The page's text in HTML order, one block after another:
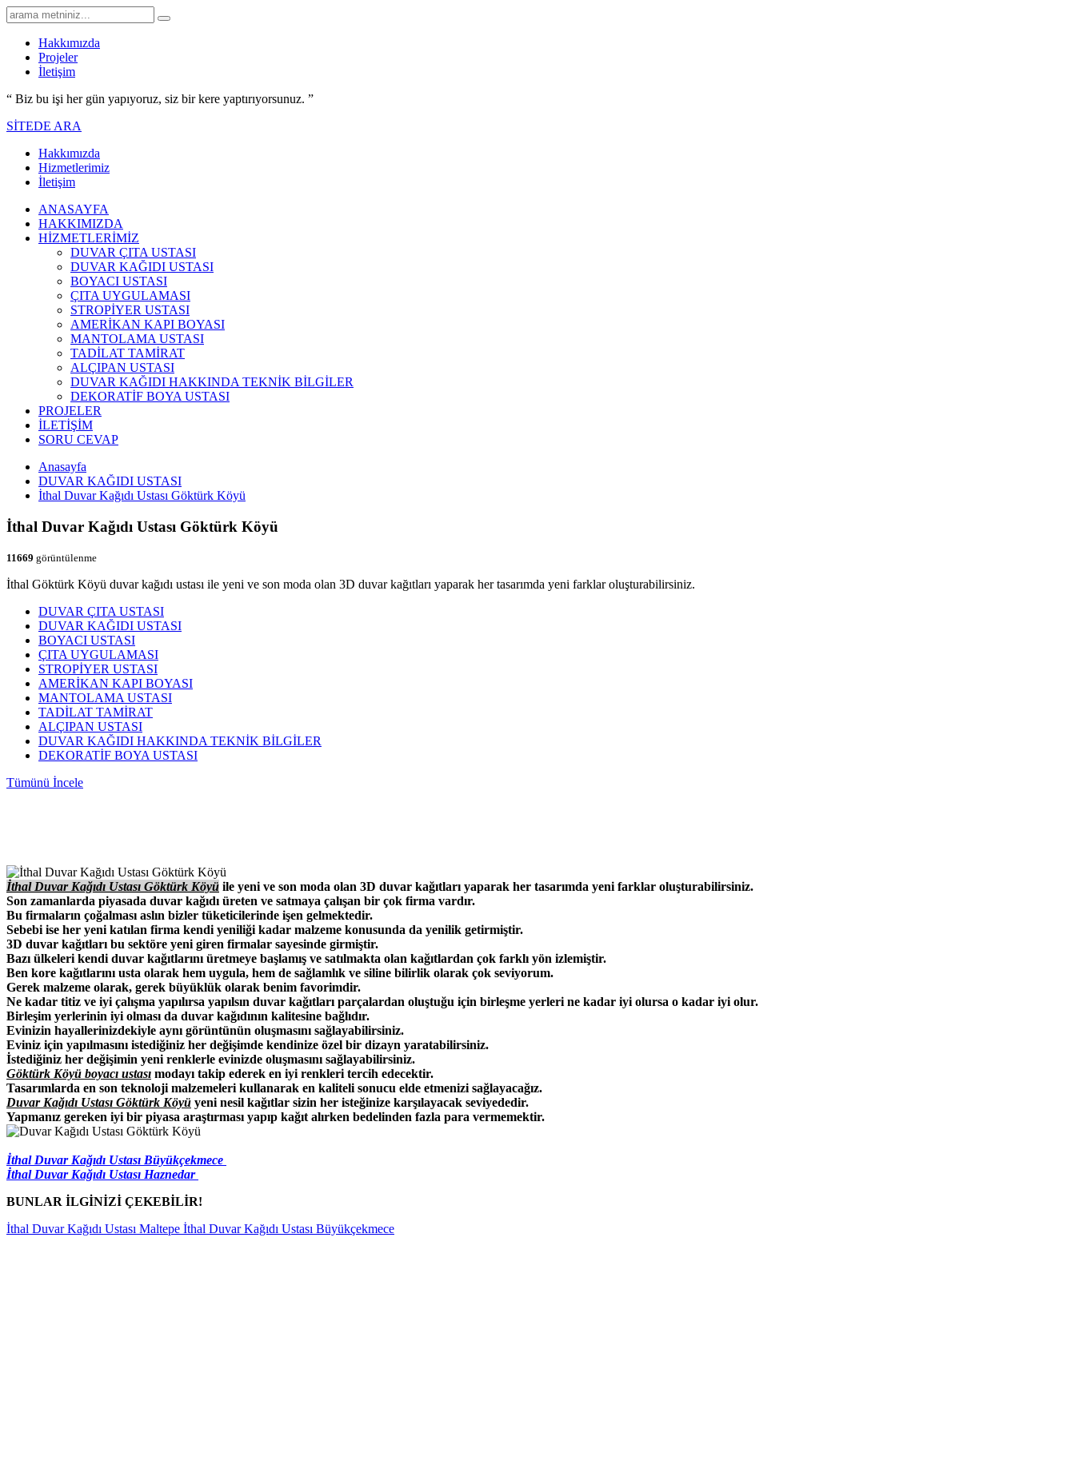
Hakkımızda
Projeler
İletişim
“ Biz bu işi her gün yapıyoruz, siz bir kere yaptırıyorsunuz. ”
SİTEDE ARA
Hakkımızda
Hizmetlerimiz
İletişim
ANASAYFA
HAKKIMIZDA
HİZMETLERİMİZ
DUVAR ÇITA USTASI
DUVAR KAĞIDI USTASI
BOYACI USTASI
ÇITA UYGULAMASI
STROPİYER USTASI
AMERİKAN KAPI BOYASI
MANTOLAMA USTASI
TADİLAT TAMİRAT
ALÇIPAN USTASI
DUVAR KAĞIDI HAKKINDA TEKNİK BİLGİLER
DEKORATİF BOYA USTASI
PROJELER
İLETİŞİM
SORU CEVAP
Anasayfa
DUVAR KAĞIDI USTASI
İthal Duvar Kağıdı Ustası Göktürk Köyü
İthal Duvar Kağıdı Ustası Göktürk Köyü
11669 görüntülenme
İthal Göktürk Köyü duvar kağıdı ustası ile yeni ve son moda olan 3D duvar kağıtları yaparak her tasarımda yeni farklar oluşturabilirsiniz.
DUVAR ÇITA USTASI
DUVAR KAĞIDI USTASI
BOYACI USTASI
ÇITA UYGULAMASI
STROPİYER USTASI
AMERİKAN KAPI BOYASI
MANTOLAMA USTASI
TADİLAT TAMİRAT
ALÇIPAN USTASI
DUVAR KAĞIDI HAKKINDA TEKNİK BİLGİLER
DEKORATİF BOYA USTASI
Tümünü İncele
İthalDuvar Kağıdı Ustası Göktürk Köyü ile yeni ve son moda olan 3D duvar kağıtları yaparak her tasarımda yeni farklar oluşturabilirsiniz.
Son zamanlarda piyasada duvar kağıdı üreten ve satmaya çalışan bir çok firma vardır.
Bu firmaların çoğalması aslın bizler tüketicilerinde işen gelmektedir.
Sebebi ise her yeni katılan firma kendi yeniliği kadar malzeme konusunda da yenilik getirmiştir.
3D duvar kağıtları bu sektöre yeni giren firmalar sayesinde girmiştir.
Bazı ülkeleri kendi duvar kağıtlarını üretmeye başlamış ve satılmakta olan kağıtlardan çok farklı yön izlemiştir.
Ben kore kağıtlarını usta olarak hem uygula, hem de sağlamlık ve siline bilirlik olarak çok seviyorum.
Gerek malzeme olarak, gerek büyüklük olarak benim favorimdir.
Ne kadar titiz ve iyi çalışma yapılırsa yapılsın duvar kağıtları parçalardan oluştuğu için birleşme yerleri ne kadar iyi olursa o kadar iyi olur.
Birleşim yerlerinin iyi olması da duvar kağıdının kalitesine bağlıdır.
Evinizin hayallerinizdekiyle aynı görüntünün oluşmasını sağlayabilirsiniz.
Eviniz için yapılmasını istediğiniz her değişimde kendinize özel bir dizayn yaratabilirsiniz.
İstediğiniz her değişimin yeni renklerle evinizde oluşmasını sağlayabilirsiniz.
Göktürk Köyü boyacı ustası modayı takip ederek en iyi renkleri tercih edecektir.
Tasarımlarda en son teknoloji malzemeleri kullanarak en kaliteli sonucu elde etmenizi sağlayacağız.
Duvar Kağıdı Ustası Göktürk Köyü yeni nesil kağıtlar sizin her isteğinize karşılayacak seviyededir.
Yapmanız gereken iyi bir piyasa araştırması yapıp kağıt alırken bedelinden fazla para vermemektir.
İthal Duvar Kağıdı Ustası Büyükçekmece
İthal Duvar Kağıdı Ustası Haznedar
BUNLAR İLGİNİZİ ÇEKEBİLİR!
İthal Duvar Kağıdı Ustası Maltepe İthal Duvar Kağıdı Ustası Büyükçekmece